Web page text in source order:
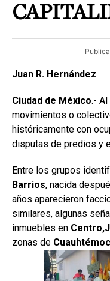
Juan R. Hernández
Ciudad de México.-
movimientos o
históricamente con
disputas de predios y
Entre los grupos
Barrios, nacida
años aparecieron
similares, algunas
inmuebles en
zonas de